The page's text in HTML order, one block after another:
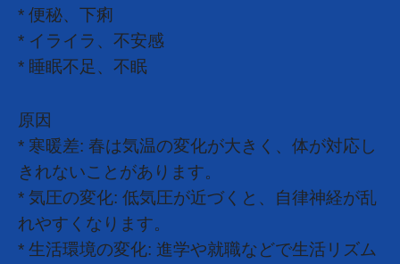
* 便秘、下痢
* イライラ、不安感
* 睡眠不足、不眠
原因
* 寒暖差: 春は気温の変化が大きく、体が対応し
きれないことがあります。
* 気圧の変化: 低気圧が近づくと、自律神経が乱
れやすくなります。
* 生活環境の変化: 進学や就職などで生活リズム